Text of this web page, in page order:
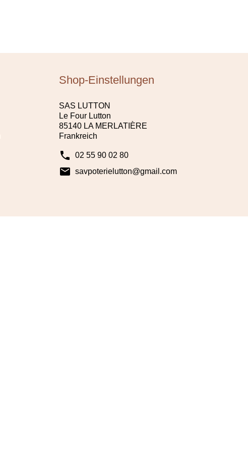
Shop-Einstellungen
SAS LUTTON
Le Four Lutton
85140 LA MERLATIÈRE
Frankreich
phone 02 55 90 02 80
mail savpoterielutton@gmail.com